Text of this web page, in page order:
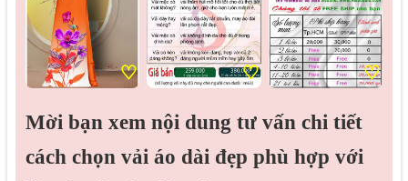
♡ ♡ ♡
Mời bạn xem nội dung tư vấn chi tiết
cách chọn vải áo dài đẹp phù hợp với